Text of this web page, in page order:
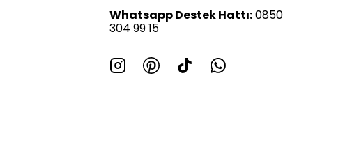
Whatsapp Destek Hattı:0850
304 99 15